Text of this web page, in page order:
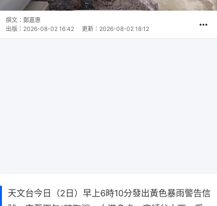
撰文： 鄭嘉惠
出版： 2026-08-02 16:42 更新： 2026-08-02 18:12
天文台今日（2日）早上6時10分發出黃色暴雨警告信